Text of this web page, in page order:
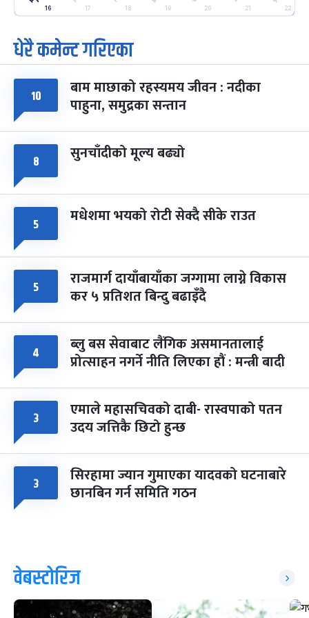
मंगल फाल्गुन २५, २०८३ Mar 9, 2027
७
आइत
पूर्णिमा व्रत
चैत्र ७, २०८३-Mar 21, 2027
८ फागुपूर्णिमा
चैत्र ८, २०८३-Mar 22, 2027
७ महिना बाँकी
16 17 18 19 20 21 22
धेरै कमेन्ट गरिएका
१० बाम माछाको रहस्यमय जीवन : नदीका
पाहुना, समुद्रका सन्तान
८ सुनचाँदीको मूल्य बढ्यो
५ मधेशमा भयको रोटी सेक्दै सीके राउत
५ राजमार्ग दायाँबायाँका जग्गामा लाग्ने विकास
कर ५ प्रतिशत बिन्दु बढाइँदै
४ ब्लु बस सेवाबाट लैंगिक असमानतालाई
प्रोत्साहन नगर्ने नीति लिएका हौं : मन्त्री बादी
३ एमाले महासचिवको दाबी- रास्वपाको पतन
उदय जत्तिकै छिटो हुन्छ
३ सिरहामा ज्यान गुमाएका यादवको घटनाबारे
छानबिन गर्न समिति गठन
वेबस्टोरिज